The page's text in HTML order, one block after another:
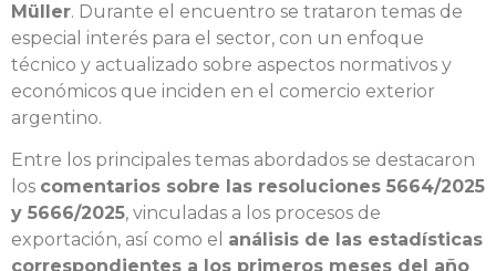
Müller. Durante el encuentro se trataron temas de
especial interés para el sector, con un enfoque
técnico y actualizado sobre aspectos normativos y
económicos que inciden en el comercio exterior
argentino.
Entre los principales temas abordados se destacaron
los comentarios sobre las resoluciones 5664/2025
y 5666/2025, vinculadas a los procesos de
exportación, así como el análisis de las estadísticas
correspondientes a los primeros meses del año